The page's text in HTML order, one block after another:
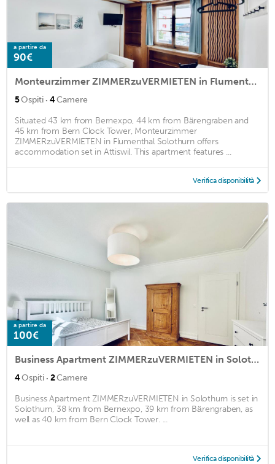
a partire da
90€
Monteurzimmer ZIMMERzuVERMIETEN in Flumenthal Solothurn
5Ospiti · 4Camere
Situated 43 km from Bernexpo, 44 km from Bärengraben and
45 km from Bern Clock Tower, Monteurzimmer
ZIMMERzuVERMIETEN in Flumenthal Solothurn offers
accommodation set in Attiswil. This apartment features ...
Verifica disponibilità
a partire da
100€
Business Apartment ZIMMERzuVERMIETEN in Solothurn
4Ospiti · 2Camere
Business Apartment ZIMMERzuVERMIETEN in Solothurn is set in
Solothurn, 38 km from Bernexpo, 39 km from Bärengraben, as
well as 40 km from Bern Clock Tower. ...
Verifica disponibilità